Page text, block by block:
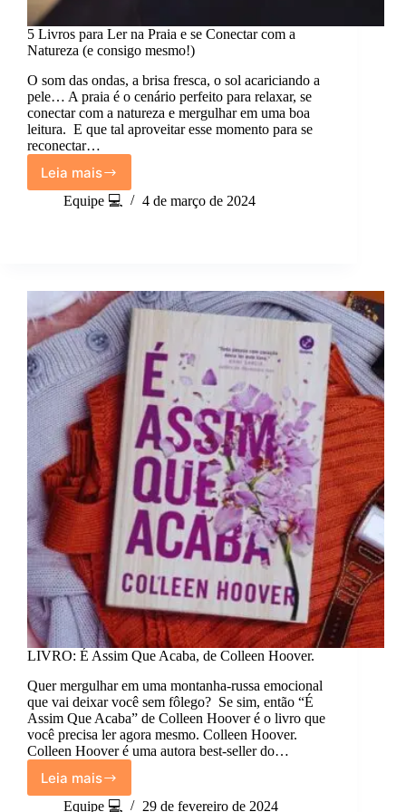
5 Livros para Ler na Praia e se Conectar com a
Natureza (e consigo mesmo!)
O som das ondas, a brisa fresca, o sol acariciando a
pele… A praia é o cenário perfeito para relaxar, se
conectar com a natureza e mergulhar em uma boa
leitura. E que tal aproveitar esse momento para se
reconectar…
Leia mais
5
Livros
para
se
Conectar
com
a
Natureza
(e
consigo
mesmo!)
Equipe 💻 4 de março de 2024
LIVRO: É Assim Que Acaba, de Colleen Hoover.
Quer mergulhar em uma montanha-russa emocional
que vai deixar você sem fôlego? Se sim, então “É
Assim Que Acaba” de Colleen Hoover é o livro que
você precisa ler agora mesmo. Colleen Hoover.
Colleen Hoover é uma autora best-seller do…
Leia mais
LIVRO:
É
Equipe 💻 29 de fevereiro de 2024